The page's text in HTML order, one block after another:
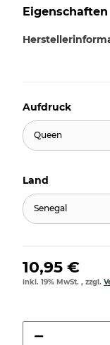
Eigenschaften
Aufdruck
Queen
Land
Senegal
10,95 €
inkl. 19% MwSt. , zzgl.